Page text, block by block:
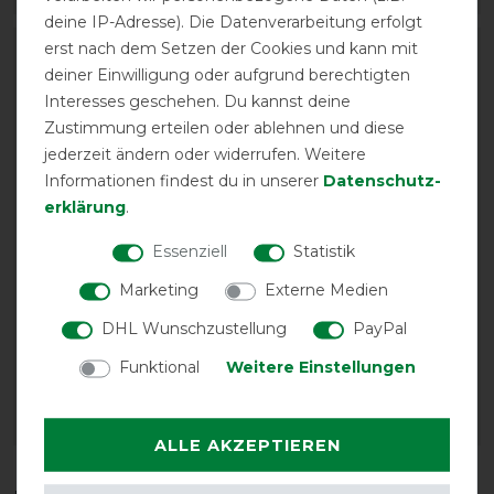
-10%
Back on Track Ace
Führstrick
vorher 13,90 €
12,50 € *
-10%
Back on Track Haze
Dressur
vorher 79,90 €
deine IP-Adresse). Die Datenverarbeitung erfolgt
erst nach dem Setzen der Cookies und kann mit
deiner Einwilligung oder aufgrund berechtigten
Interesses geschehen. Du kannst deine
Zustimmung erteilen oder ablehnen und diese
jederzeit ändern oder widerrufen. Weitere
Informationen findest du in unserer Daten­schutz­
erklärung.
Essenziell
Statistik
Marketing
Externe Medien
DHL Wunschzustellung
PayPal
Funktional
Weitere Einstellungen
ALLE AKZEPTIEREN